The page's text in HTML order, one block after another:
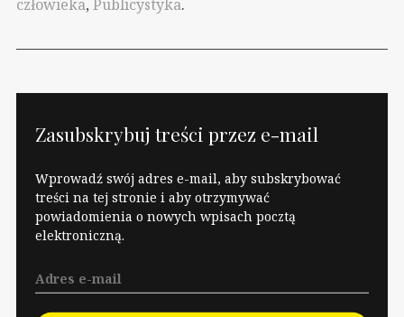
nigdy…
człowieka, Publicystyka.
Zasubskrybuj treści przez e-mail
Wprowadź swój adres e-mail, aby subskrybować
treści na tej stronie i aby otrzymywać
powiadomienia o nowych wpisach pocztą
elektroniczną.